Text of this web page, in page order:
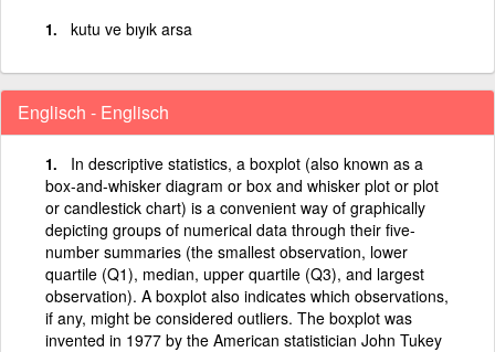
kutu ve bıyık arsa
Englisch - Englisch
In descriptive statistics, a boxplot (also known as a
box-and-whisker diagram or box and whisker plot or plot
or candlestick chart) is a convenient way of graphically
depicting groups of numerical data through their five-
number summaries (the smallest observation, lower
quartile (Q1), median, upper quartile (Q3), and largest
observation). A boxplot also indicates which observations,
if any, might be considered outliers. The boxplot was
invented in 1977 by the American statistician John Tukey